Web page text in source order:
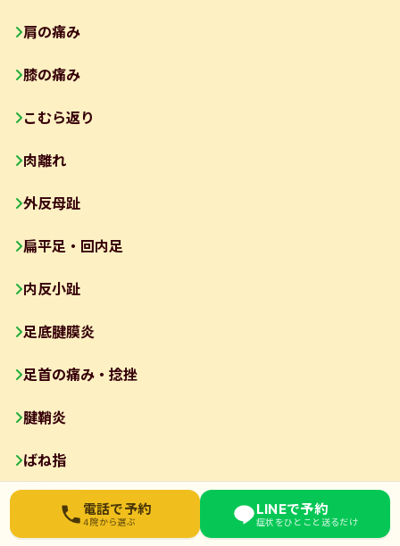
肩の痛み
膝の痛み
こむら返り
肉離れ
外反母趾
扁平足・回内足
内反小趾
足底腱膜炎
足首の痛み・捻挫
腱鞘炎
ばね指
肘の痛み
お近くの院を選んでください
東武練馬院 03-6912-3076
電話で予約
4院から選ぶ
LINEで予約
症状をひとこと送るだけ